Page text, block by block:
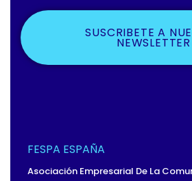
SUSCRIBETE A
NEWSLETTER
FESPA ESPAÑA
Asociación Empresarial De La